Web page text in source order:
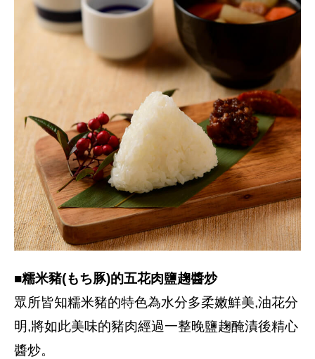
■糯米豬(もち豚)的五花肉鹽趜醬炒
眾所皆知糯米豬的特色為水分多柔嫩鮮美,油花分
明,將如此美味的豬肉經過一整晚鹽趜醃漬後精心
醬炒。